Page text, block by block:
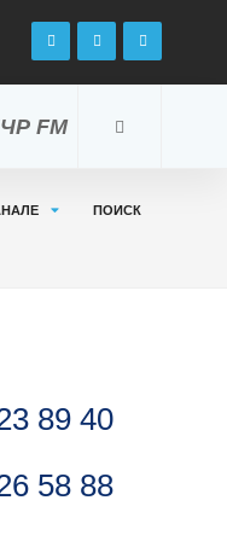
FM
ПОИСК
89 40
58 88